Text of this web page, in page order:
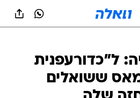
ל"כדורעפנית
ששואלים